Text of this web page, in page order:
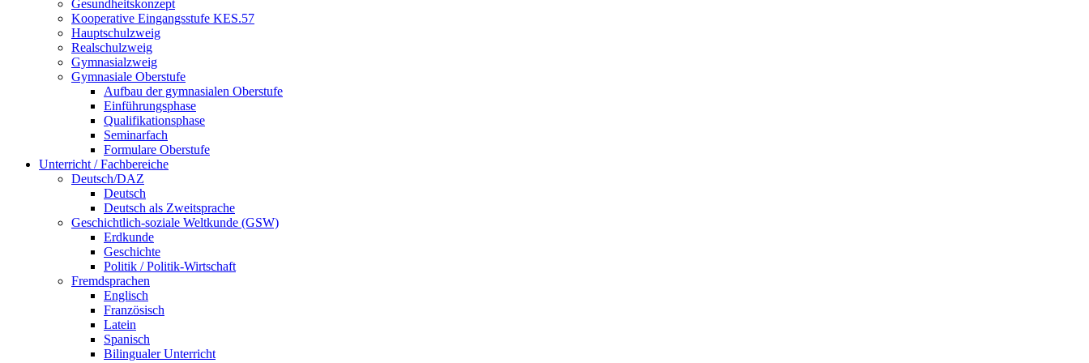
Gesundheitskonzept
Kooperative Eingangsstufe KES.57
Hauptschulzweig
Realschulzweig
Gymnasialzweig
Gymnasiale Oberstufe
Aufbau der gymnasialen Oberstufe
Einführungsphase
Qualifikationsphase
Seminarfach
Formulare Oberstufe
Unterricht / Fachbereiche
Deutsch/DAZ
Deutsch
Deutsch als Zweitsprache
Geschichtlich-soziale Weltkunde (GSW)
Erdkunde
Geschichte
Politik / Politik-Wirtschaft
Fremdsprachen
Englisch
Französisch
Latein
Spanisch
Bilingualer Unterricht